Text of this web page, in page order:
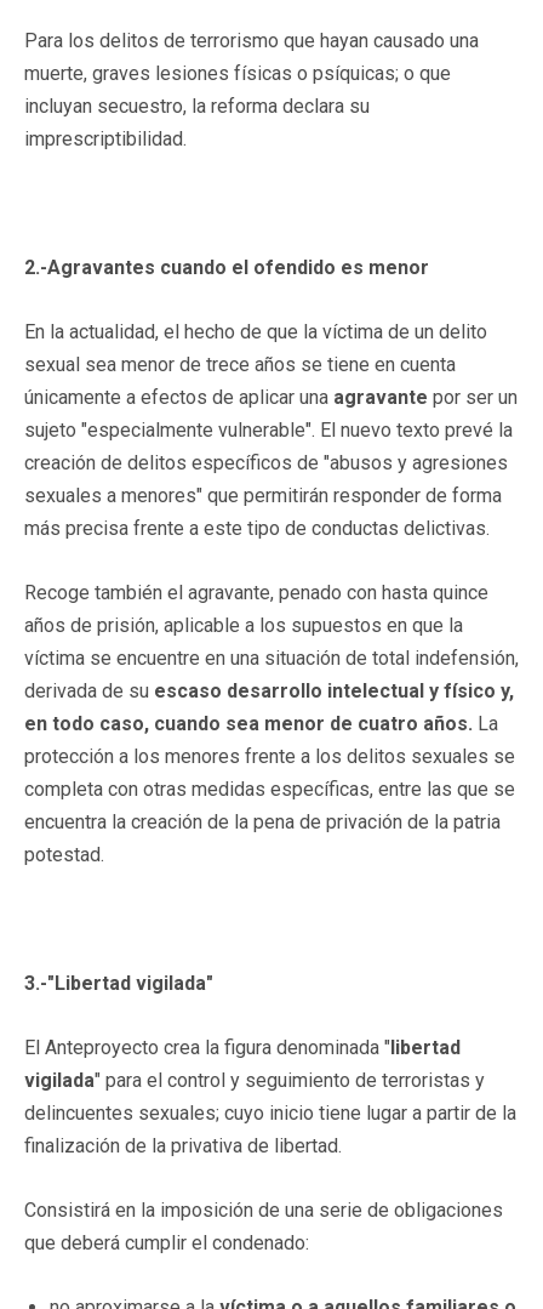
Para los delitos de terrorismo que hayan causado una
muerte, graves lesiones físicas o psíquicas; o que
incluyan secuestro, la reforma declara su
imprescriptibilidad.
2.-Agravantes cuando el ofendido es menor
En la actualidad, el hecho de que la víctima de un delito
sexual sea menor de trece años se tiene en cuenta
únicamente a efectos de aplicar una agravante por ser un
sujeto "especialmente vulnerable". El nuevo texto prevé la
creación de delitos específicos de "abusos y agresiones
sexuales a menores" que permitirán responder de forma
más precisa frente a este tipo de conductas delictivas.
Recoge también el agravante, penado con hasta quince
años de prisión, aplicable a los supuestos en que la
víctima se encuentre en una situación de total indefensión,
derivada de su escaso desarrollo intelectual y físico y,
en todo caso, cuando sea menor de cuatro años. La
protección a los menores frente a los delitos sexuales se
completa con otras medidas específicas, entre las que se
encuentra la creación de la pena de privación de la patria
potestad.
3.-"Libertad vigilada"
El Anteproyecto crea la figura denominada "libertad
vigilada" para el control y seguimiento de terroristas y
delincuentes sexuales; cuyo inicio tiene lugar a partir de la
finalización de la privativa de libertad.
Consistirá en la imposición de una serie de obligaciones
que deberá cumplir el condenado: